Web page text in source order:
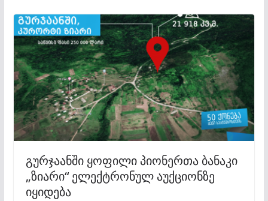
გურჯაანში ყოფილი პიონერთა ბანაკი
„ზიარი“ ელექტრონულ აუქციონზე
იყიდება